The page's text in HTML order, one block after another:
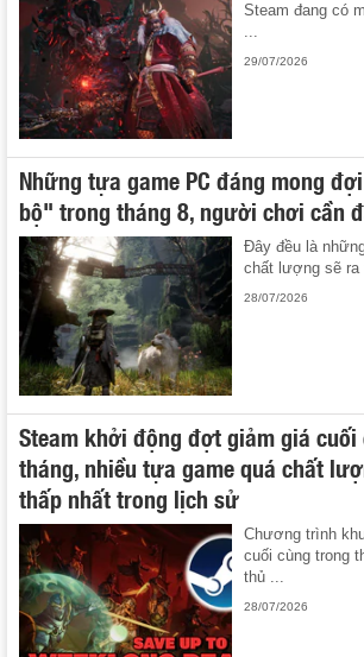
Steam đang có
...
29/07/2026
Những tựa game PC đáng mong
bộ" trong tháng 8, người chơi cần
Đây đều là
chất lượng sẽ ra
28/07/2026
Steam khởi động đợt giảm giá cuối
tháng, nhiều tựa game quá chất
thấp nhất trong lịch sử
Chương trình
cuối cùng trong
thủ ...
28/07/2026